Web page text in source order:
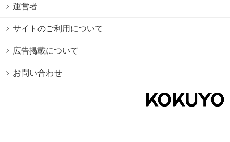
運営者
サイトのご利用について
広告掲載について
お問い合わせ